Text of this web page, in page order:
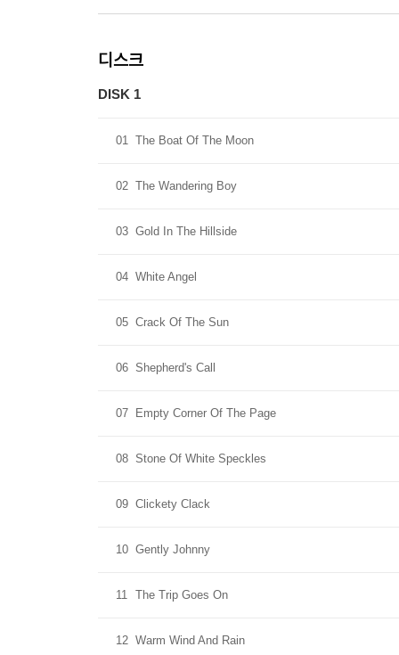
디스크
DISK 1
01 The Boat Of The Moon
02 The Wandering Boy
03 Gold In The Hillside
04 White Angel
05 Crack Of The Sun
06 Shepherd's Call
07 Empty Corner Of The Page
08 Stone Of White Speckles
09 Clickety Clack
10 Gently Johnny
11 The Trip Goes On
12 Warm Wind And Rain